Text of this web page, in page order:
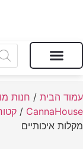
עמוד הבית / חנות
CannaHouse
/
מקלות איכותיים